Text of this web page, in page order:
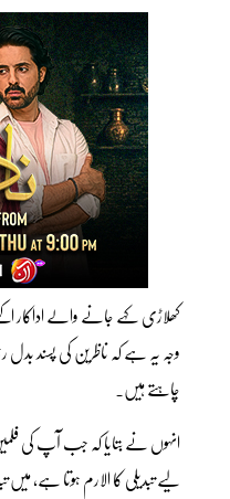
کھلاڑی کہے جانے والے اداکار
وجہ یہ ہے کہ ناظرین کی پسند
چاہتے ہیں۔
انہوں نے بتایا کہ جب آپ کی
لیے تبدیلی کا الارم ہوتا ہے،